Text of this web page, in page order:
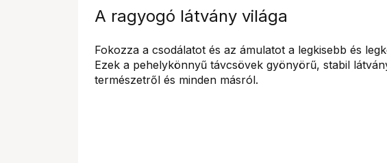
A ragyogó látvány világa
Fokozza a csodálatot és az ámulatot a legkisebb és
Ezek a pehelykönnyű távcsövek gyönyörű, stabil
természetről és minden másról.